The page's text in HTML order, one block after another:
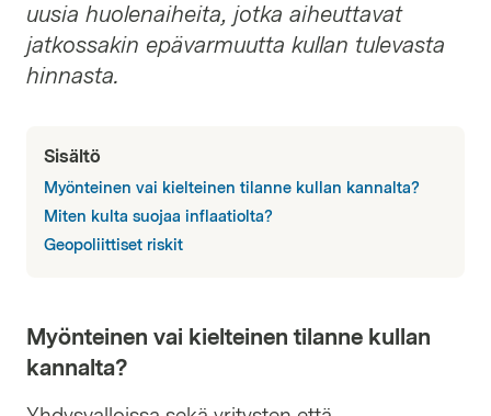
uusia huolenaiheita, jotka aiheuttavat
jatkossakin epävarmuutta kullan tulevasta
hinnasta.
Sisältö
Myönteinen vai kielteinen tilanne kullan kannalta?
Miten kulta suojaa inflaatiolta?
Geopoliittiset riskit
Myönteinen vai kielteinen tilanne kullan
kannalta?